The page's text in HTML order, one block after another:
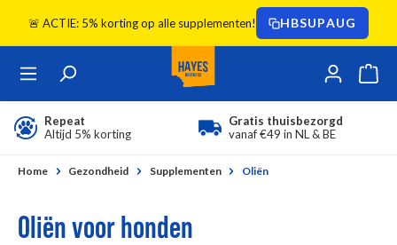
Ga naar de hoofdinhoud
🚨 ACTIE: 5% korting op alle supplementen! HBSUPAUG
Repeat
Altijd 5% korting
Gratis thuisbezorgd
vanaf €49 in NL & BE
Home Gezondheid Supplementen Oliën
Oliën voor honden